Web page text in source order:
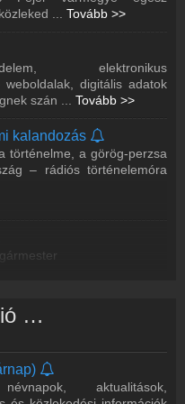
Zöldellő Sárrét Egyesület
Németh Vera és Tóthné
– Aranymetszés
a Média...Tovább >>
Gergely, Pécsi Bálint,
Határaim
... Tovább >>
elektronikus
weboldalak, digitális adatok
szán
Tovább >>
kalandozás
történelme, a görög-perzsa
– rádiós történelemóra
műsora. Vendégeink
dolgozók, édesanyák. A
foglalko
vagy éppen könnyed
Vörösmarty Rádió műsorai
aktualitások,